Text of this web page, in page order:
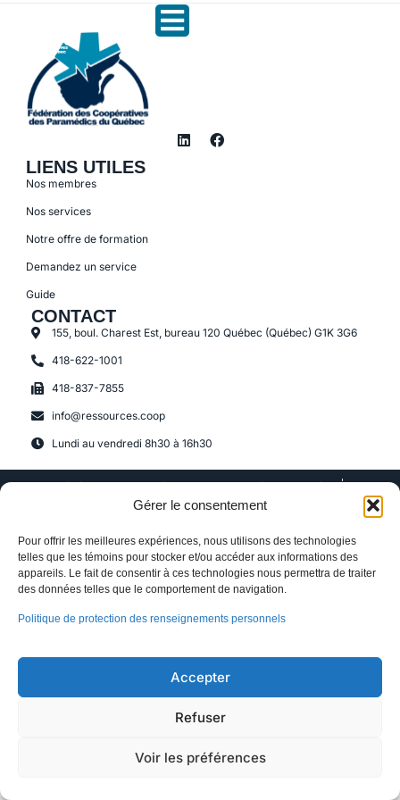
Gérer le consentement
Pour offrir les meilleures expériences, nous utilisons des technologies
telles que les témoins pour stocker et/ou accéder aux informations des
appareils. Le fait de consentir à ces technologies nous permettra de traiter
des données telles que le comportement de navigation.
Politique de protection des renseignements personnels
Accepter
Refuser
Voir les préférences
LIENS UTILES
Nos membres
Nos services
Notre offre de formation
Demandez un service
Guide
CONTACT
155, boul. Charest Est, bureau 120 Québec (Québec) G1K 3G6
418-622-1001
418-837-7855
info@ressources.coop
Lundi au vendredi 8h30 à 16h30
Fédération des coopératives des paramédics du Québec
© 2026 tous droit réservés